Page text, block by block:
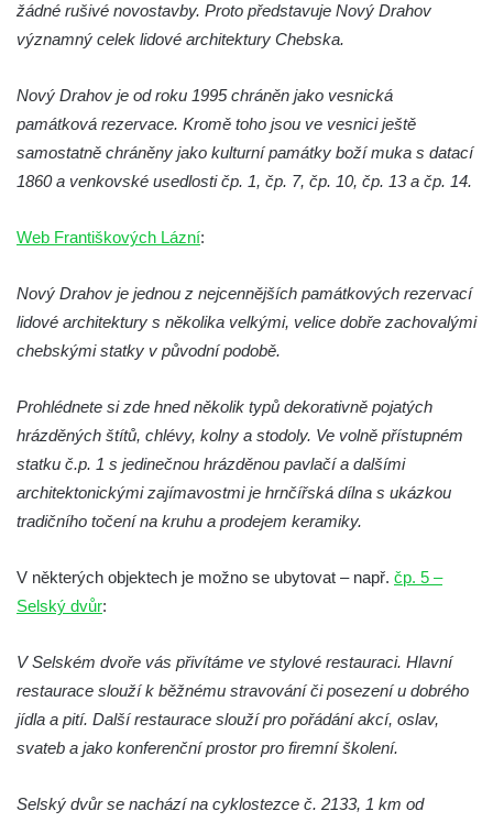
Dům čp. 99/4 na Lužickém náměstí v
Rumburku (tiskárna Heinricha Pfeifera)
Josef Meisel jun., tkalcovna a barevna u
Dolního Podluží
Mattoniho továrna v lázních Kyselka
Vilemínka (Vilemínin dvůr) v lázních
Jindřichův dvůr v lázních Kyselka
Mattoniho vila v lázních Kyselka
Bývalý Štichlův Mlýn u Andělské Hory
Dům čp. 254 v Krásné Lípě (kavárna u
Wolfrumova vila v Ústí nad Labem
Hotel Vladimir v Ústí nad Labem
Labem (bývalá Obecná a měšťanská škola)
Vodní elektrárna Spálov na řece Jizeře
Torzo střeleckého sloupu ve Chřibské
Chřibská čp. 280
žádné rušivé novostavby. Proto představuje Nový Drahov
významný celek lidové architektury Chebska.
Nový Drahov je od roku 1995 chráněn jako vesnická
památková rezervace. Kromě toho jsou ve vesnici ještě
samostatně chráněny jako kulturní památky boží muka s datací
1860 a venkovské usedlosti čp. 1, čp. 7, čp. 10, čp. 13 a čp. 14.
Web Františkových Lázní:
Nový Drahov je jednou z nejcennějších památkových rezervací
lidové architektury s několika velkými, velice dobře zachovalými
chebskými statky v původní podobě.
Prohlédnete si zde hned několik typů dekorativně pojatých
hrázděných štítů, chlévy, kolny a stodoly. Ve volně přístupném
statku č.p. 1 s jedinečnou hrázděnou pavlačí a dalšími
architektonickými zajímavostmi je hrnčířská dílna s ukázkou
tradičního točení na kruhu a prodejem keramiky.
V některých objektech je možno se ubytovat – např. čp. 5 –
Selský dvůr:
V Selském dvoře vás přivítáme ve stylové restauraci. Hlavní
restaurace slouží k běžnému stravování či posezení u dobrého
jídla a pití. Další restaurace slouží pro pořádání akcí, oslav,
svateb a jako konferenční prostor pro firemní školení.
Selský dvůr se nachází na cyklostezce č. 2133, 1 km od